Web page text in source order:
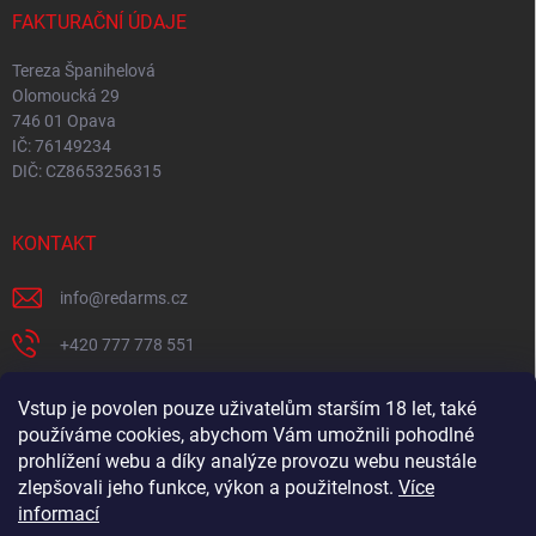
Vstup je povolen pouze uživatelům starším 18 let, také
používáme cookies, abychom Vám umožnili pohodlné
prohlížení webu a díky analýze provozu webu neustále
zlepšovali jeho funkce, výkon a použitelnost. Více
informací
FAKTURAČNÍ ÚDAJE
Tereza Španihelová
Olomoucká 29
746 01 Opava
IČ: 76149234
DIČ: CZ8653256315
KONTAKT
info@redarms.cz
+420 777 778 551
redarms_cz/
YOUTUBE